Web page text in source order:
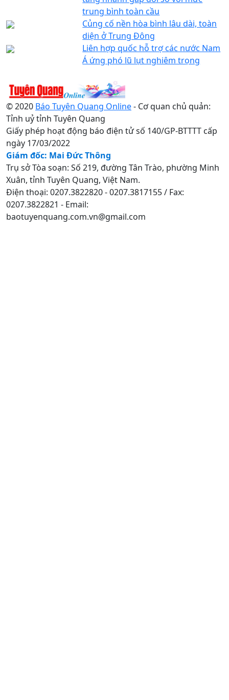
trung bình toàn cầu
Củng cố nền hòa bình lâu dài, toàn
diện ở Trung Đông
Liên hợp quốc hỗ trợ các nước Nam
Á ứng phó lũ lụt nghiêm trọng
© 2020 Báo Tuyên Quang Online- Cơ quan chủ quản:
Tỉnh uỷ tỉnh Tuyên Quang
Giấy phép hoạt động báo điện tử số 140/GP-BTTTT cấp
ngày 17/03/2022
Giám đốc: Mai Đức Thông
Trụ sở Tòa soạn: Số 219, đường Tân Trào, phường Minh
Xuân, tỉnh Tuyên Quang, Việt Nam.
Điện thoại: 0207.3822820 - 0207.3817155 / Fax:
0207.3822821 - Email:
baotuyenquang.com.vn@gmail.com